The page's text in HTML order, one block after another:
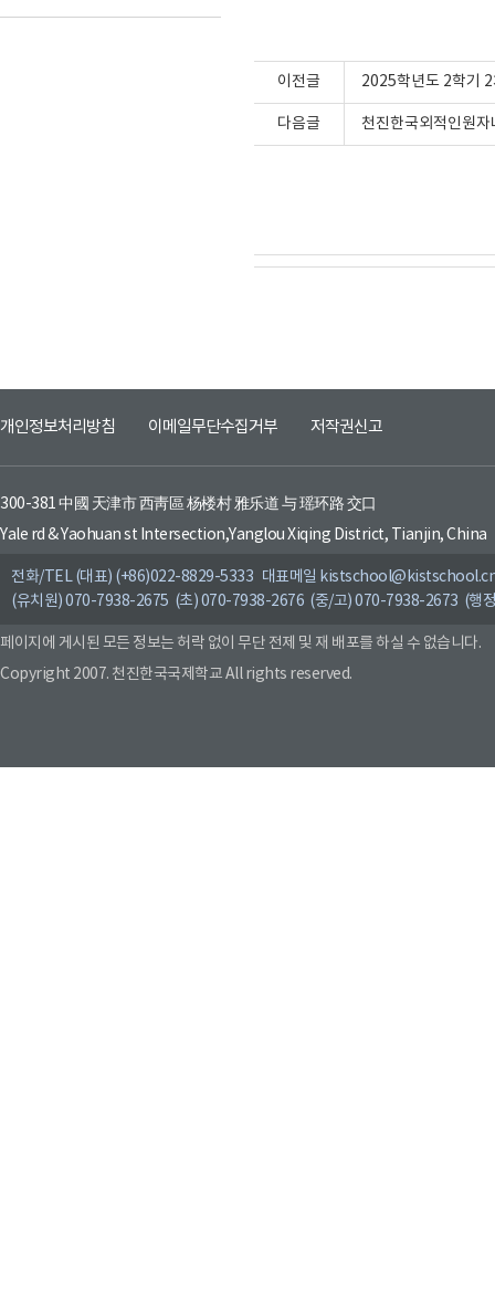
이전글 2025학년도 2학기
다음글 천진한국외적인원
개인정보처리방침 이메일무단수집거부 저작권신고
300-381 中國 天津市 西靑區 杨楼村 雅乐道 与 瑶环路 交口
Yale rd & Yaohuan st Intersection,Yanglou Xiqing District, Tianjin, China
전화/TEL (대표) (+86)022-8829-5333 대표메일
(유치원) 070-7938-2675 (초) 070-7938-2676 (중/고) 070-7938-2673 (행
페이지에 게시된 모든 정보는 허락 없이 무단 전제 및 재 배포를 하실 수 없습니다.
Copyright 2007. 천진한국국제학교 All rights reserved.